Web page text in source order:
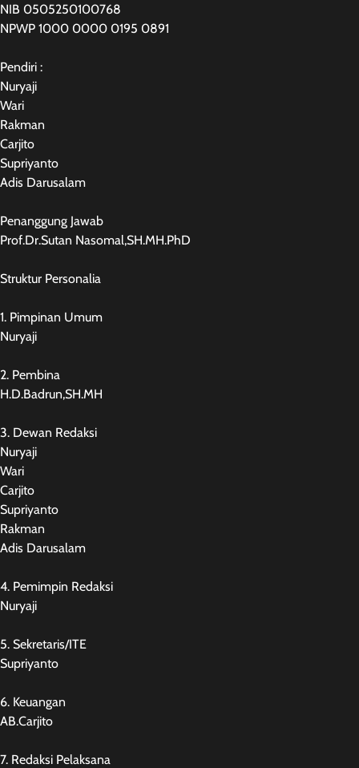
NIB 0505250100768
NPWP 1000 0000 0195 0891
Pendiri :
Nuryaji
Wari
Rakman
Carjito
Supriyanto
Adis Darusalam
Penanggung Jawab
Prof.Dr.Sutan Nasomal,SH.MH.PhD
Struktur Personalia
1. Pimpinan Umum
Nuryaji
2. Pembina
H.D.Badrun,SH.MH
3. Dewan Redaksi
Nuryaji
Wari
Carjito
Supriyanto
Rakman
Adis Darusalam
4. Pemimpin Redaksi
Nuryaji
5. Sekretaris/ITE
Supriyanto
6. Keuangan
AB.Carjito
7. Redaksi Pelaksana